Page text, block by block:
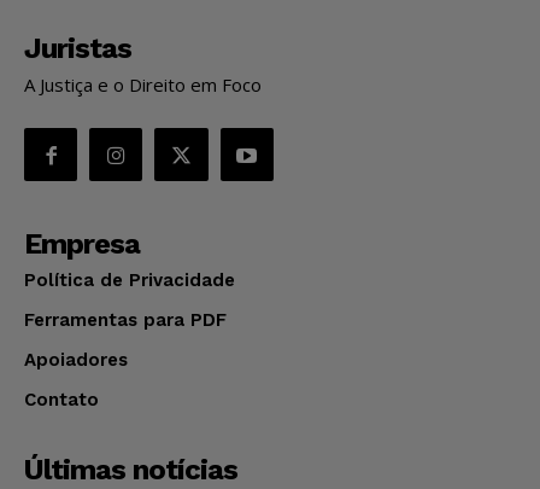
Juristas
A Justiça e o Direito em Foco
Empresa
Política de Privacidade
Ferramentas para PDF
Apoiadores
Contato
Últimas notícias